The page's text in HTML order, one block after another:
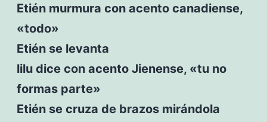
Etién murmura con acento canadiense,
«todo»
Etién se levanta
lilu dice con acento Jienense, «tu no
formas parte»
Etién se cruza de brazos mirándola